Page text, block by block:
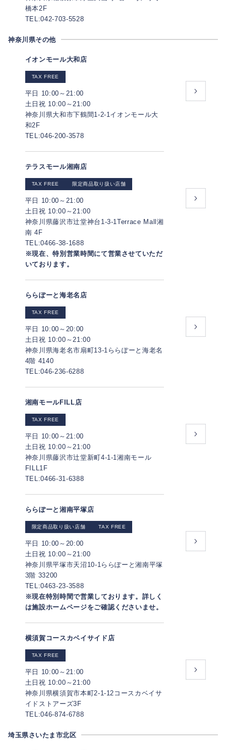
橋本2F
TEL:042-703-5528
神奈川県その他
イオンモール大和店
TAX FREE
平日 10:00～21:00
土日祝 10:00～21:00
神奈川県大和市下鶴間1-2-1イオンモール大
和2F
TEL:046-200-3578
テラスモール湘南店
TAX FREE 限定商品取り扱い店舗
平日 10:00～21:00
土日祝 10:00～21:00
神奈川県藤沢市辻堂神台1-3-1Terrace Mall湘
南 4F
TEL:0466-38-1688
※現在、特別営業時間にて営業させていただ
いております。
ららぽーと海老名店
TAX FREE
平日 10:00～20:00
土日祝 10:00～21:00
神奈川県海老名市扇町13-1ららぽーと海老名
4階 4140
TEL:046-236-6288
湘南モールFILL店
TAX FREE
平日 10:00～21:00
土日祝 10:00～21:00
神奈川県藤沢市辻堂新町4-1-1湘南モール
FILL1F
TEL:0466-31-6388
ららぽーと湘南平塚店
限定商品取り扱い店舗 TAX FREE
平日 10:00～20:00
土日祝 10:00～21:00
神奈川県平塚市天沼10-1ららぽーと湘南平塚
3階 33200
TEL:0463-23-3588
※現在特別時間で営業しております。詳しく
は施設ホームページをご確認くださいませ。
横須賀コースカベイサイド店
TAX FREE
平日 10:00～21:00
土日祝 10:00～21:00
神奈川県横須賀市本町2-1-12コースカベイサ
イドストアーズ3F
TEL:046-874-6788
埼玉県さいたま市北区